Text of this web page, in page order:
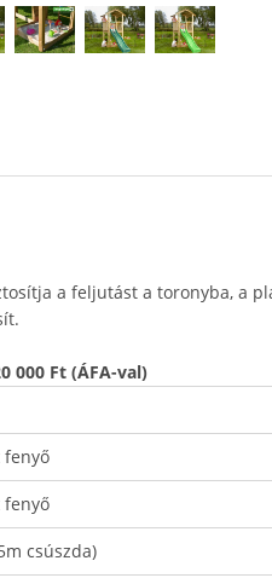
a feljutást a toronyba, a
000 Ft (ÁFA-val)
csúszda)